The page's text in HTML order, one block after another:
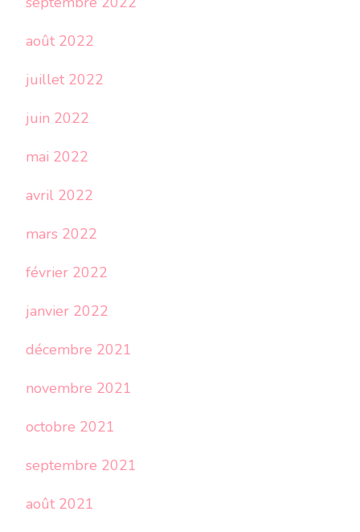
août 2022
juillet 2022
juin 2022
mai 2022
avril 2022
mars 2022
février 2022
janvier 2022
décembre 2021
novembre 2021
octobre 2021
septembre 2021
août 2021